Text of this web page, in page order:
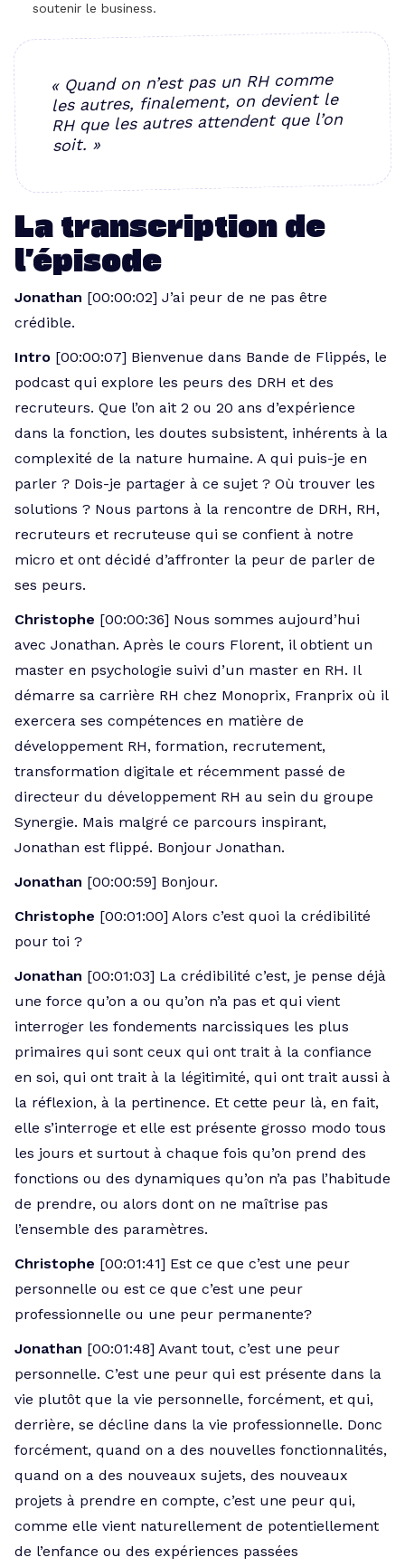
soutenir le business.
« Quand on n’est pas un RH comme
les autres, finalement, on devient le
RH que les autres attendent que l’on
soit. »
La transcription de
l’épisode
Jonathan [00:00:02] J’ai peur de ne pas être
crédible.
Intro [00:00:07] Bienvenue dans Bande de Flippés, le
podcast qui explore les peurs des DRH et des
recruteurs. Que l’on ait 2 ou 20 ans d’expérience
dans la fonction, les doutes subsistent, inhérents à la
complexité de la nature humaine. A qui puis-je en
parler ? Dois-je partager à ce sujet ? Où trouver les
solutions ? Nous partons à la rencontre de DRH, RH,
recruteurs et recruteuse qui se confient à notre
micro et ont décidé d’affronter la peur de parler de
ses peurs.
Christophe [00:00:36] Nous sommes aujourd’hui
avec Jonathan. Après le cours Florent, il obtient un
master en psychologie suivi d’un master en RH. Il
démarre sa carrière RH chez Monoprix, Franprix où il
exercera ses compétences en matière de
développement RH, formation, recrutement,
transformation digitale et récemment passé de
directeur du développement RH au sein du groupe
Synergie. Mais malgré ce parcours inspirant,
Jonathan est flippé. Bonjour Jonathan.
Jonathan [00:00:59] Bonjour.
Christophe [00:01:00] Alors c’est quoi la crédibilité
pour toi ?
Jonathan [00:01:03] La crédibilité c’est, je pense déjà
une force qu’on a ou qu’on n’a pas et qui vient
interroger les fondements narcissiques les plus
primaires qui sont ceux qui ont trait à la confiance
en soi, qui ont trait à la légitimité, qui ont trait aussi à
la réflexion, à la pertinence. Et cette peur là, en fait,
elle s’interroge et elle est présente grosso modo tous
les jours et surtout à chaque fois qu’on prend des
fonctions ou des dynamiques qu’on n’a pas l’habitude
de prendre, ou alors dont on ne maîtrise pas
l’ensemble des paramètres.
Christophe [00:01:41] Est ce que c’est une peur
personnelle ou est ce que c’est une peur
professionnelle ou une peur permanente?
Jonathan [00:01:48] Avant tout, c’est une peur
personnelle. C’est une peur qui est présente dans la
vie plutôt que la vie personnelle, forcément, et qui,
derrière, se décline dans la vie professionnelle. Donc
forcément, quand on a des nouvelles fonctionnalités,
quand on a des nouveaux sujets, des nouveaux
projets à prendre en compte, c’est une peur qui,
comme elle vient naturellement de potentiellement
de l’enfance ou des expériences passées